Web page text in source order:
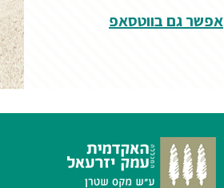
אפשר גם בווטסאפ